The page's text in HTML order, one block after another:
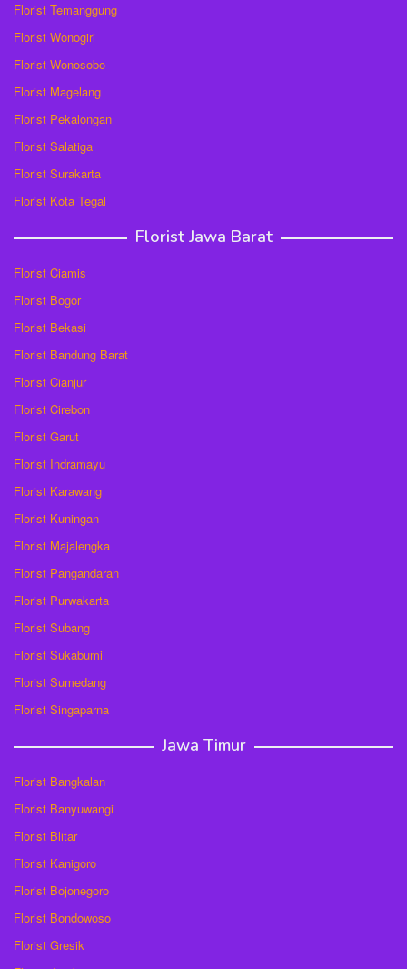
Florist Temanggung
Florist Wonogiri
Florist Wonosobo
Florist Magelang
Florist Pekalongan
Florist Salatiga
Florist Surakarta
Florist Kota Tegal
Florist Jawa Barat
Florist Ciamis
Florist Bogor
Florist Bekasi
Florist Bandung Barat
Florist Cianjur
Florist Cirebon
Florist Garut
Florist Indramayu
Florist Karawang
Florist Kuningan
Florist Majalengka
Florist Pangandaran
Florist Purwakarta
Florist Subang
Florist Sukabumi
Florist Sumedang
Florist Singaparna
Jawa Timur
Florist Bangkalan
Florist Banyuwangi
Florist Blitar
Florist Kanigoro
Florist Bojonegoro
Florist Bondowoso
Florist Gresik